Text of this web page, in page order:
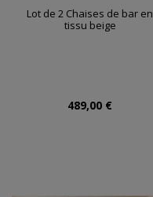
Lot de 2 Chaises de bar en
tissu beige
489,00 €